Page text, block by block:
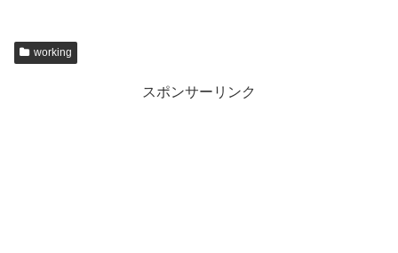
working
スポンサーリンク